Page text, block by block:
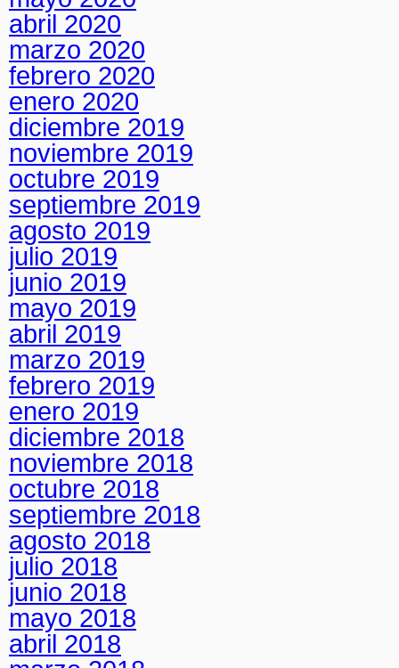
abril 2020
marzo 2020
febrero 2020
enero 2020
diciembre 2019
noviembre 2019
octubre 2019
septiembre 2019
agosto 2019
julio 2019
junio 2019
mayo 2019
abril 2019
marzo 2019
febrero 2019
enero 2019
diciembre 2018
noviembre 2018
octubre 2018
septiembre 2018
agosto 2018
julio 2018
junio 2018
mayo 2018
abril 2018